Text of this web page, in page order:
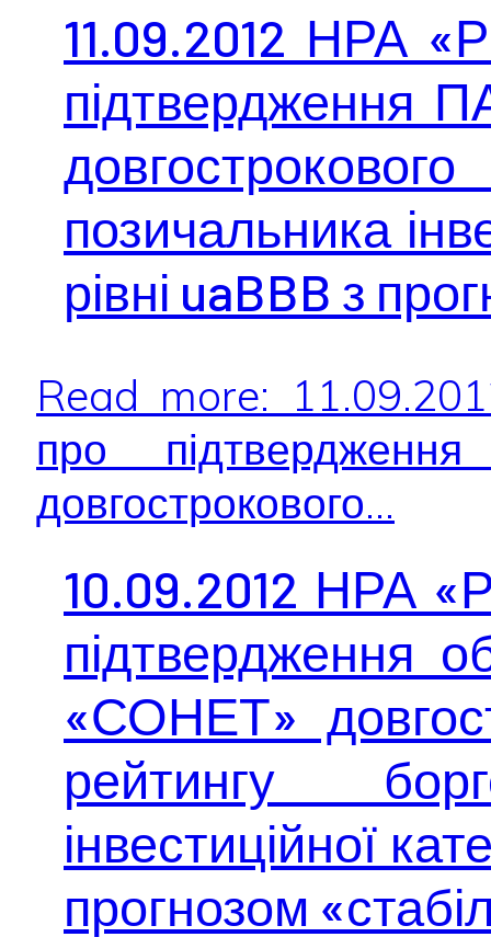
11.09.2012 НРА
підтвердження
позичальника
рівні uaBBB з
Read more:
про
довгострокового...
10.09.2012 НРА
підтвердження
«СОНЕТ»
рейтингу
інвестиційної
прогнозом